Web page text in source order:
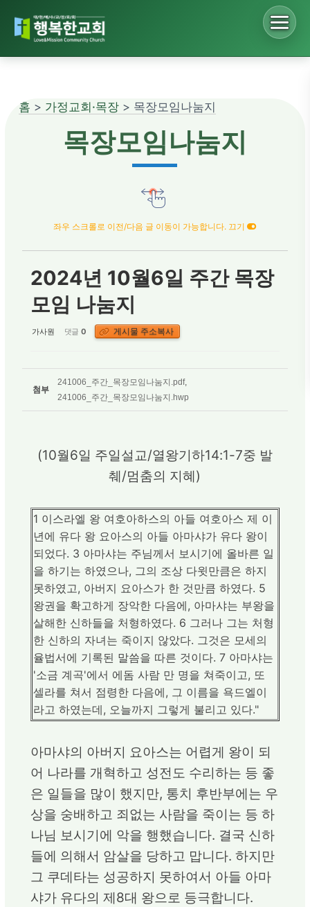
홈 > 가정교회·목장> 목장모임나눔지
목장모임나눔지
좌우 스크롤로 이전/다음 글 이동이 가능합니다. 끄기
2024년 10월6일 주간 목장
모임 나눔지
가사원 댓글 0 게시물 주소복사
첨부
241006_주간_목장모임나눔지.pdf,
241006_주간_목장모임나눔지.hwp
(10월6일 주일설교/열왕기하14:1-7중 발
췌/멈춤의 지혜)
1 이스라엘 왕 여호아하스의 아들 여호아스 제 이
년에 유다 왕 요아스의 아들 아마샤가 유다 왕이
되었다. 3 아마샤는 주님께서 보시기에 올바른 일
을 하기는 하였으나, 그의 조상 다윗만큼은 하지
못하였고, 아버지 요아스가 한 것만큼 하였다. 5
왕권을 확고하게 장악한 다음에, 아마샤는 부왕을
살해한 신하들을 처형하였다. 6 그러나 그는 처형
한 신하의 자녀는 죽이지 않았다. 그것은 모세의
율법서에 기록된 말씀을 따른 것이다. 7 아마샤는
'소금 계곡'에서 에돔 사람 만 명을 쳐죽이고, 또
셀라를 쳐서 점령한 다음에, 그 이름을 욕드엘이
라고 하였는데, 오늘까지 그렇게 불리고 있다."
아마샤의 아버지 요아스는 어렵게 왕이 되
어 나라를 개혁하고 성전도 수리하는 등 좋
은 일들을 많이 했지만, 통치 후반부에는 우
상을 숭배하고 죄없는 사람을 죽이는 등 하
나님 보시기에 악을 행했습니다. 결국 신하
들에 의해서 암살을 당하고 맙니다. 하지만
그 쿠데타는 성공하지 못하여서 아들 아마
샤가 유다의 제8대 왕으로 등극합니다.
Sketchbook5, 스케치북5
Sketchbook5, 스케치북5